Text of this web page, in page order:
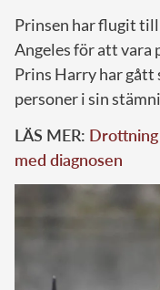
Prinsen har flugit
Angeles för att vara
Prins Harry har gått
personer i sin
LÄS MER:
med diagnosen